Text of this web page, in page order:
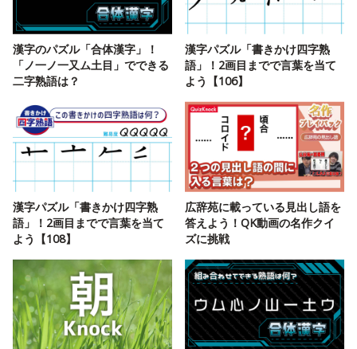
漢字のパズル「合体漢字」！
「ノ一ノ一又ム土目」でできる
二字熟語は？
漢字パズル「書きかけ四字熟
語」！2画目までで言葉を当て
よう【106】
漢字パズル「書きかけ四字熟
語」！2画目までで言葉を当て
よう【108】
広辞苑に載っている見出し語を
答えよう！QK動画の名作クイ
ズに挑戦